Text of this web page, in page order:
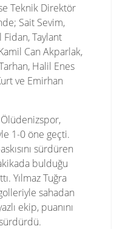
Teknik Direktör
Sait Sevim,
Taylant
Can Akparlak,
Halil Enes
ve Emirhan
Ölüdenizspor,
1-0 öne geçti.
sürdüren
bulduğu
Yılmaz Tuğra
sahadan
ekip, puanını